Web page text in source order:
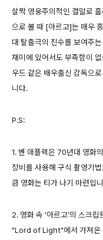
살짝 영웅주의적인 결말로
으로 볼 때 [아르고]는 매우
대 탈출극의 진수를 보여주
재미에 있어서도 부족함이
우드 같은 배우출신 감독으
니다.
P.S:
1. 벤 애플렉은 70년대 영화
장비를 사용해 구식 촬영기
큼 영화는 티가 나기 마련입
2. 영화 속 ‘아르고’의 스크
"Lord of Light"에서 가져온